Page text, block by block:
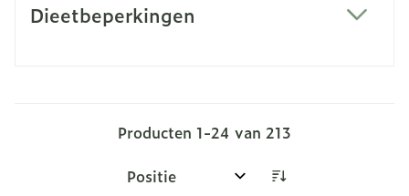
Dieetbeperkingen
Producten 1-24 van 213
Sorteer op: